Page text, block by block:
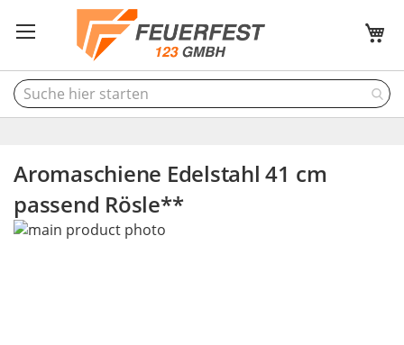
Aromaschiene Edelstahl 41 cm
passend Rösle**
Skip